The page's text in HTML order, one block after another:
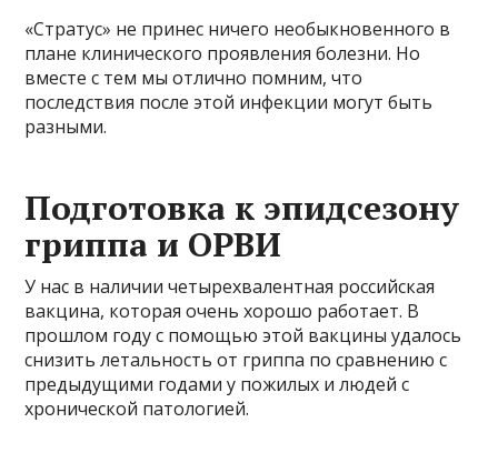
«Стратус» не принес ничего необыкновенного в
плане клинического проявления болезни. Но
вместе с тем мы отлично помним, что
последствия после этой инфекции могут быть
разными.
Подготовка к эпидсезону
гриппа и ОРВИ
У нас в наличии четырехвалентная российская
вакцина, которая очень хорошо работает. В
прошлом году с помощью этой вакцины удалось
снизить летальность от гриппа по сравнению с
предыдущими годами у пожилых и людей с
хронической патологией.